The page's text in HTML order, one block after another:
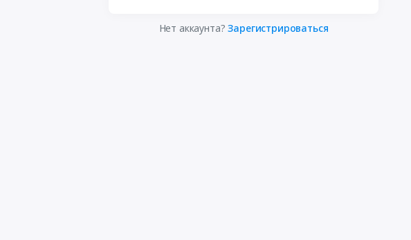
Нет аккаунта?Зарегистрироваться